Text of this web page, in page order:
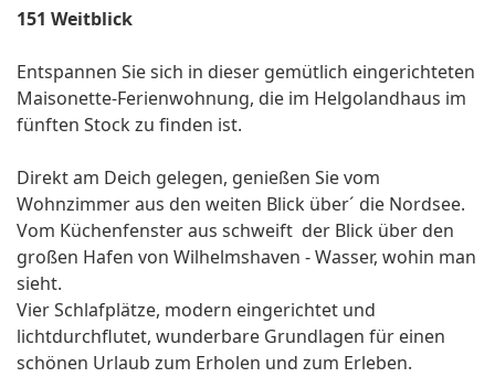
151 Weitblick
Entspannen Sie sich in dieser gemütlich eingerichteten
Maisonette-Ferienwohnung, die im Helgolandhaus im
fünften Stock zu finden ist.
Direkt am Deich gelegen, genießen Sie vom
Wohnzimmer aus den weiten Blick über´ die Nordsee.
Vom Küchenfenster aus schweift der Blick über den
großen Hafen von Wilhelmshaven - Wasser, wohin man
sieht.
Vier Schlafplätze, modern eingerichtet und
lichtdurchflutet, wunderbare Grundlagen für einen
schönen Urlaub zum Erholen und zum Erleben.